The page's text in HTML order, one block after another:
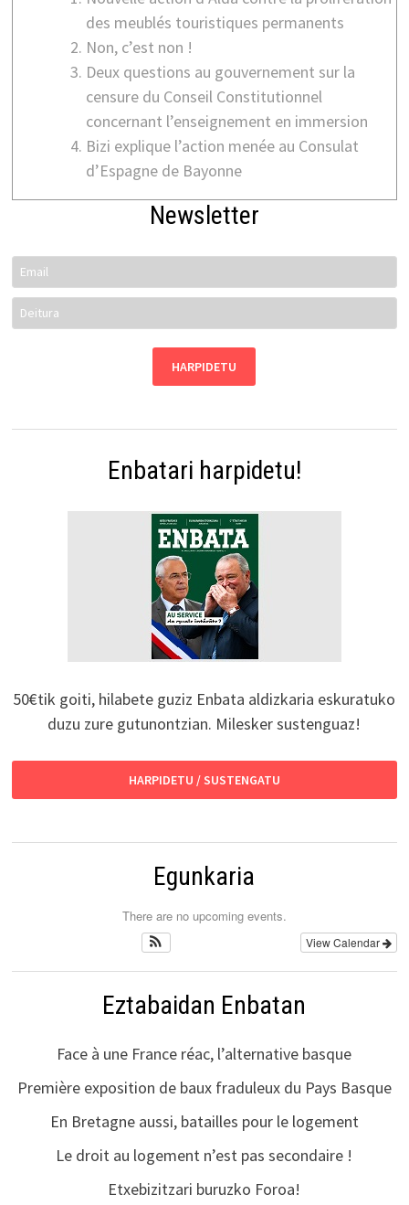
des meublés touristiques permanents
Non, c’est non !
Deux questions au gouvernement sur la
censure du Conseil Constitutionnel
concernant l’enseignement en immersion
Bizi explique l’action menée au Consulat
d’Espagne de Bayonne
Newsletter
Enbatari harpidetu!
50€tik goiti, hilabete guziz Enbata aldizkaria eskuratuko
duzu zure gutunontzian. Milesker sustenguaz!
HARPIDETU / SUSTENGATU
Egunkaria
There are no upcoming events.
View Calendar
Eztabaidan Enbatan
Face à une France réac, l’alternative basque
Première exposition de baux fraduleux du Pays Basque
En Bretagne aussi, batailles pour le logement
Le droit au logement n’est pas secondaire !
Etxebizitzari buruzko Foroa!